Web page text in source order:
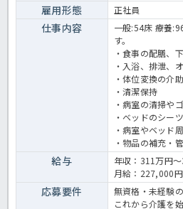
雇用形態 正社員
仕事内容
一般:54床 療養
す。
・食事の配膳、
・入浴、排泄、
・体位変換の介助
・清潔保持
・病室の清掃や
・ベッドのシー
・病室やベッド
・物品の補充・
給与
年収：311万円
月給：227,000
応募要件
無資格・未経験
これから介護を